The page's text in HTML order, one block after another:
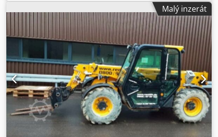
mm, počet míst k sezení:1, Rok výroby:2022, číslo
stroje/vozidla:2487378, Vybavení:Bezpečnostní kontrola
UVV, kabina, pohon všech kol , Technické údaje Rok
výroby: 2022 Pracovní výška: 6,00 m Těžiště nákladu: 500
mm Maximální nosnost: 2500 kg Dcjdjzmdx Iepfx Ak Djk
Maximální nosnost při maximální výšce zdvihu: 2000 kg
Maximální nosnost při maximálním dosahu: 800 kg Celkové
rozměry (D x Š x V): 3,38 m x 1,84 m x 1,89 m Celková
hmotnost: 5580 kg Výkon motoru: 55 kW Zdvihový objem:
2,5 l Přepravní rychlost: 30 km/h Plně funkční, běžné
známky používání
Malý inzerát